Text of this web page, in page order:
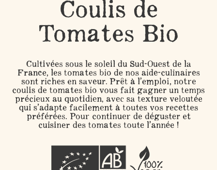
Coulis de
Tomates Bio
Cultivées sous le soleil du Sud-Ouest de la
France, les tomates bio de nos aide-culinaires
sont riches en saveur. Prêt à l’emploi, notre
coulis de tomates bio vous fait gagner un temps
précieux au quotidien, avec sa texture veloutée
qui s’adapte facilement à toutes vos recettes
préférées. Pour continuer de déguster et
cuisiner des tomates toute l’année !